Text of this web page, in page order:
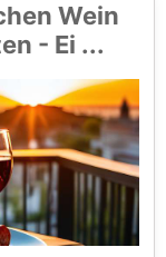
Wein
- Ei ...